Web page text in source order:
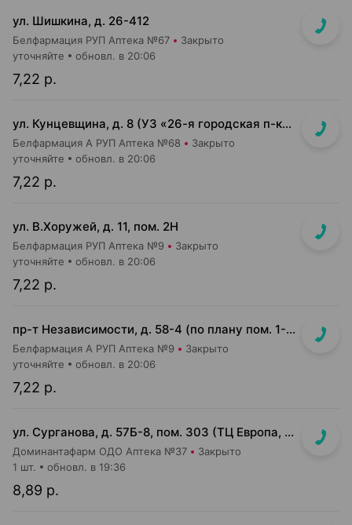
ул. Шишкина, д. 26-412
Белфармация РУП Аптека №67 Закрыто
7,22 р.
уточняйте обновл. в 20:06
ул. Кунцевщина, д. 8 (УЗ «26-я городская п-ка»)
Белфармация А РУП Аптека №68 Закрыто
7,22 р.
уточняйте обновл. в 20:06
ул. В.Хоружей, д. 11, пом. 2Н
Белфармация РУП Аптека №9 Закрыто
7,22 р.
уточняйте обновл. в 20:06
пр-т Независимости, д. 58-4 (по плану пом. 1-7,9)<br>Общий вход с кофейней Варка (Varka) и ПОНПУШКА
Белфармация А РУП Аптека №9 Закрыто
7,22 р.
уточняйте обновл. в 20:06
ул. Сурганова, д. 57Б-8, пом. 303 (ТЦ Европа, 3 этаж)
Доминантафарм ОДО Аптека №37 Закрыто
8,89 р.
1 шт. обновл. в 19:36